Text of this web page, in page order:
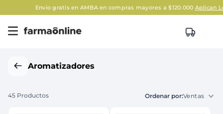
Envío gratis en AMBA en compras mayores a $120.000Aplican Legales
Aromatizadores
45 Productos Ventas